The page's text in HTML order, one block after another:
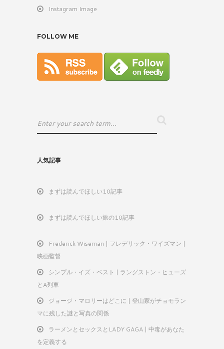
Instagram Image
FOLLOW ME
人気記事
まずは読んでほしい10記事
まずは読んでほしい旅の10記事
Frederick Wiseman | フレデリック・ワイズマン |
映画監督
シンプル・イズ・ベスト | ラングストン・ヒューズ
とA列車
ジョージ・マロリーはどこに | 登山家がチョモラン
マに残した謎と写真の関係
ラーメンとセックスとLADY GAGA | 中毒があなた
を定義する